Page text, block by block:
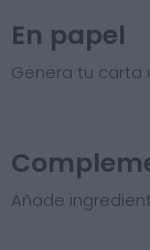
En papel
Genera tu carta
Añade